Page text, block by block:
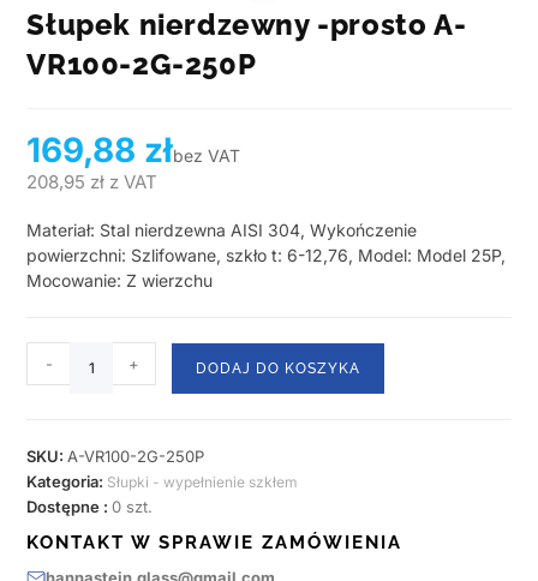
Słupek nierdzewny -prosto A-
VR100-2G-250P
169,88 złbez VAT
208,95 zł z VAT
Materiał: Stal nierdzewna AISI 304, Wykończenie
powierzchni: Szlifowane, szkło t: 6-12,76, Model: Model 25P,
Mocowanie: Z wierzchu
- + DODAJ DO KOSZYKA
SKU: A-VR100-2G-250P
Kategoria: Słupki - wypełnienie szkłem
Dostępne :0 szt.
KONTAKT W SPRAWIE ZAMÓWIENIA